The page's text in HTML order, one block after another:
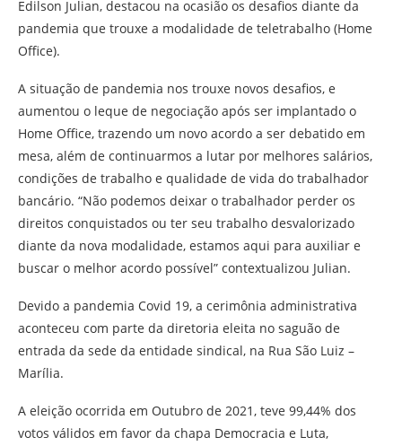
Edilson Julian, destacou na ocasião os desafios diante da
pandemia que trouxe a modalidade de teletrabalho (Home
Office).
A situação de pandemia nos trouxe novos desafios, e
aumentou o leque de negociação após ser implantado o
Home Office, trazendo um novo acordo a ser debatido em
mesa, além de continuarmos a lutar por melhores salários,
condições de trabalho e qualidade de vida do trabalhador
bancário. “Não podemos deixar o trabalhador perder os
direitos conquistados ou ter seu trabalho desvalorizado
diante da nova modalidade, estamos aqui para auxiliar e
buscar o melhor acordo possível” contextualizou Julian.
Devido a pandemia Covid 19, a cerimônia administrativa
aconteceu com parte da diretoria eleita no saguão de
entrada da sede da entidade sindical, na Rua São Luiz –
Marília.
A eleição ocorrida em Outubro de 2021, teve 99,44% dos
votos válidos em favor da chapa Democracia e Luta,